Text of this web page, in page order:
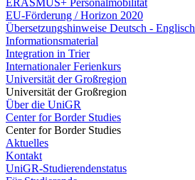
ERASMUS+ Personalmobilität
EU-Förderung / Horizon 2020
Übersetzungshinweise Deutsch - Englisch
Informationsmaterial
Integration in Trier
Internationaler Ferienkurs
Universität der Großregion
Universität der Großregion
Über die UniGR
Center for Border Studies
Center for Border Studies
Aktuelles
Kontakt
UniGR-Studierendenstatus